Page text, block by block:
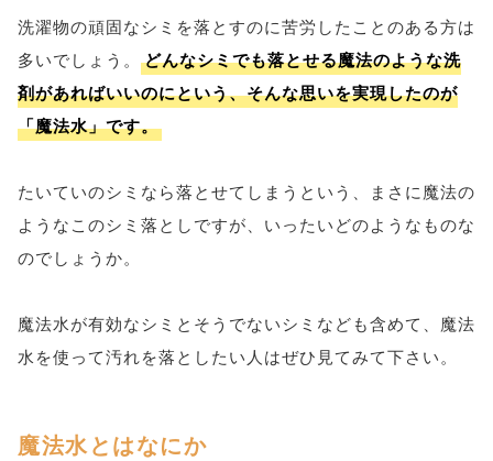
洗濯物の頑固なシミを落とすのに苦労したことのある方は
多いでしょう。
どんなシミでも落とせる魔法のような洗
剤があればいいのにという、そんな思いを実現したのが
「魔法水」です。
たいていのシミなら落とせてしまうという、まさに魔法の
ようなこのシミ落としですが、いったいどのようなものな
のでしょうか。
魔法水が有効なシミとそうでないシミなども含めて、魔法
水を使って汚れを落としたい人はぜひ見てみて下さい。
魔法水とはなにか